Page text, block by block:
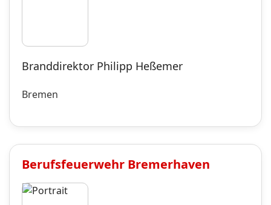
Branddirektor Philipp Heßemer
Bremen
Berufsfeuerwehr Bremerhaven